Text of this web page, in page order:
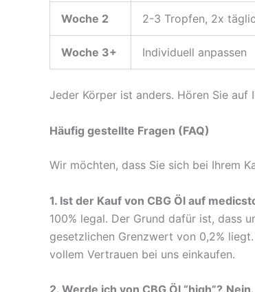
Woche 2 2-3 Tropfen, 2x
Woche 3+ Individuell anpassen
Jeder Körper ist anders. Hören Sie auf
Häufig gestellte Fragen (FAQ)
Wir möchten, dass Sie sich bei Ihrem
1. Ist der Kauf von CBG Öl auf
100% legal. Der Grund dafür ist, dass
gesetzlichen Grenzwert von 0,2%
vollem Vertrauen bei uns einkaufen.